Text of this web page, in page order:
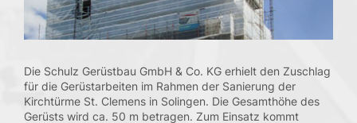
Qualität & Sicherheit
Aktuelles
Downloads
Kontakt
Die Schulz Gerüstbau GmbH & Co. KG erhielt den Zuschlag
für die Gerüstarbeiten im Rahmen der Sanierung der
Kirchtürme St. Clemens in Solingen. Die Gesamthöhe des
Gerüsts wird ca. 50 m betragen. Zum Einsatz kommt